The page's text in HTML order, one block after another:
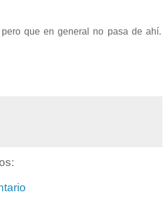
que en general no pasa de ahí.